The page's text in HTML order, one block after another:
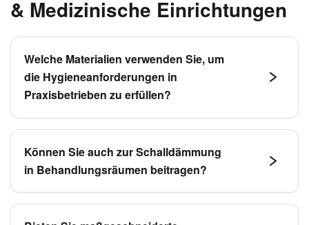
& Medizinische Einrichtungen
Welche Materialien verwenden Sie, um
die Hygieneanforderungen in
Praxisbetrieben zu erfüllen?
Wir verwenden speziell für den medizinischen
Bereich entwickelte, desinfizierbare und
antibakterielle Bezugsstoffe, die leicht zu reinigen
und gleichzeitig strapazierfähig sind, um höchste
Hygienestandards zu gewährleisten.
Können Sie auch zur Schalldämmung
in Behandlungsräumen beitragen?
Ja, mit dichten Vorhängen können wir die
Raumakustik in Behandlungs- und Beratungsräumen